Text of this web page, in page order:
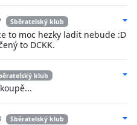
Sběratelský klub
to moc hezky ladit nebude :D
to DCKK.
klub
Sběratelský klub